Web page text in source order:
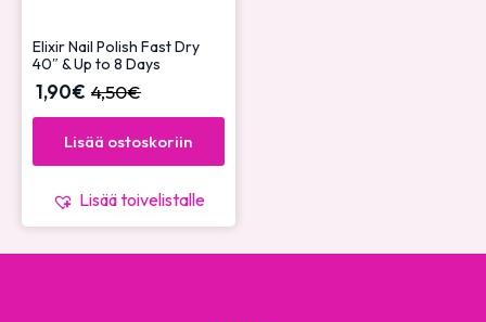
Elixir Nail Polish Fast Dry
40″ & Up to 8 Days
4,50€
1,90€
Lisää ostoskoriin
Lisää toivelistalle